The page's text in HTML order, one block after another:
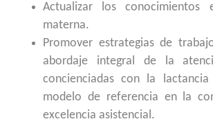
Actualizar los conocimientos
materna.
Promover estrategias de
abordaje integral de la
concienciadas con la
modelo de referencia en la
excelencia asistencial.